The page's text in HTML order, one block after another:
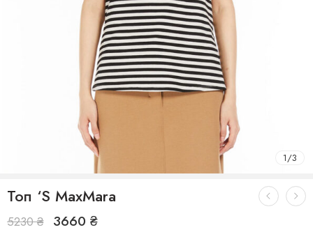
1/3
Топ ‘S MaxMara
5230₴ 3660 ₴